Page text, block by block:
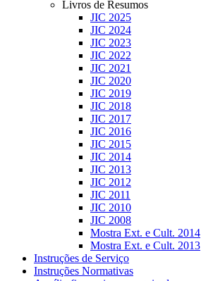
Livros de Resumos
JIC 2025
JIC 2024
JIC 2023
JIC 2022
JIC 2021
JIC 2020
JIC 2019
JIC 2018
JIC 2017
JIC 2016
JIC 2015
JIC 2014
JIC 2013
JIC 2012
JIC 2011
JIC 2010
JIC 2008
Mostra Ext. e Cult. 2014
Mostra Ext. e Cult. 2013
Instruções de Serviço
Instruções Normativas